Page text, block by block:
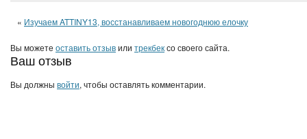
« Изучаем ATTINY13, восстанавливаем новогоднюю елочку
Вы можете оставить отзывили трекбексо своего сайта.
Ваш отзыв
Вы должны войти, чтобы оставлять комментарии.